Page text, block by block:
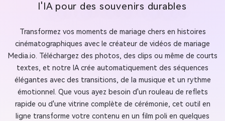
l'IA pour des souvenirs durables
Transformez vos moments de mariage chers en histoires
cinématographiques avec le créateur de vidéos de mariage
Media.io. Téléchargez des photos, des clips ou même de courts
textes, et notre IA crée automatiquement des séquences
élégantes avec des transitions, de la musique et un rythme
émotionnel. Que vous ayez besoin d'un rouleau de reflets
rapide ou d'une vitrine complète de cérémonie, cet outil en
ligne transforme votre contenu en un film poli en quelques